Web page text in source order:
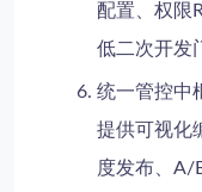
配置、权限
低二次开发
统一管控中
提供可视化
度发布、A/